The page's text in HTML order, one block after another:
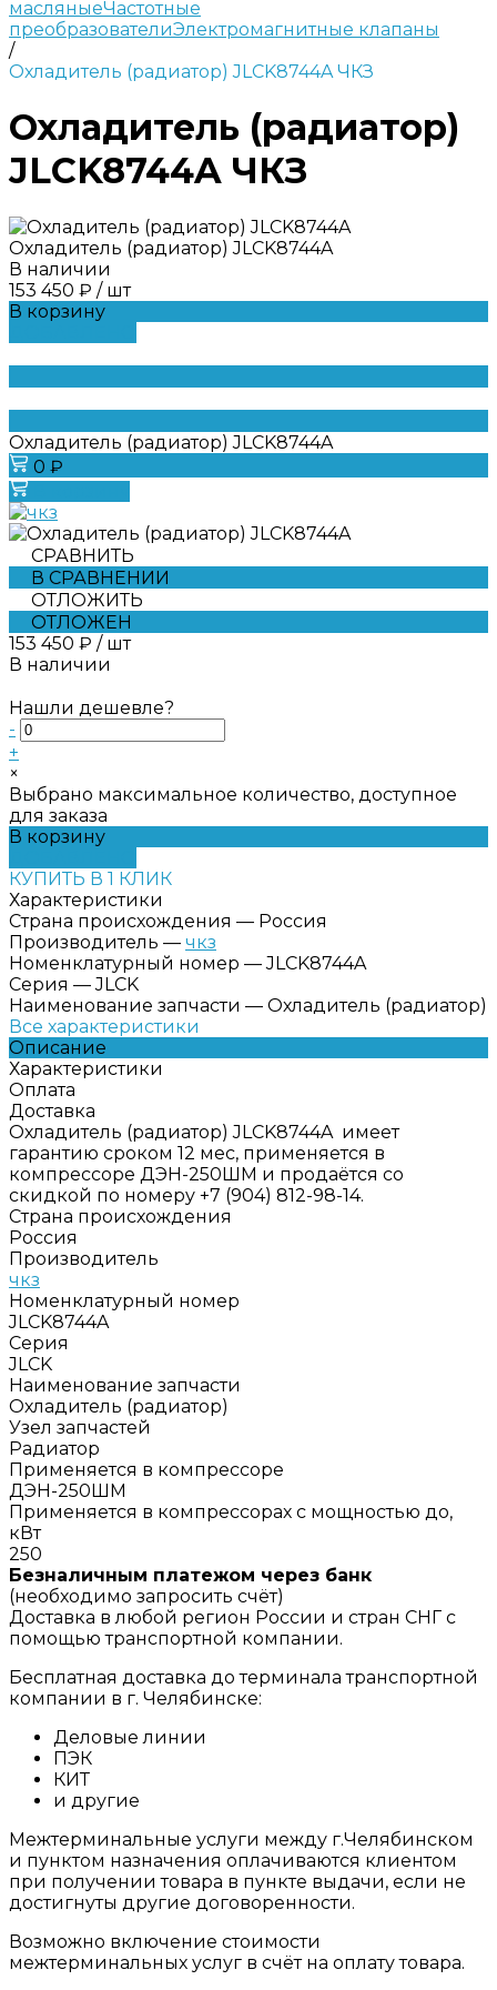
масляныеЧастотные
преобразователиЭлектромагнитные клапаны
/
Охладитель (радиатор) JLCK8744A ЧКЗ
Охладитель (радиатор)
JLCK8744A ЧКЗ
Охладитель (радиатор) JLCK8744A
В наличии
153 450 ₽ / шт
В корзину
Охладитель (радиатор) JLCK8744A
0 ₽
СРАВНИТЬ
В СРАВНЕНИИ
ОТЛОЖИТЬ
ОТЛОЖЕН
153 450 ₽ / шт
В наличии
Нашли дешевле?
-
+
×
Выбрано максимальное количество, доступное
для заказа
В корзину
КУПИТЬ В 1 КЛИК
Характеристики
Страна происхождения — Россия
Производитель — чкз
Номенклатурный номер — JLCK8744A
Серия — JLCK
Наименование запчасти — Охладитель (радиатор)
Все характеристики
Описание
Характеристики
Оплата
Доставка
Охладитель (радиатор) JLCK8744A имеет
гарантию сроком 12 мес, применяется в
компрессоре ДЭН-250ШМ и продаётся со
скидкой по номеру +7 (904) 812-98-14.
Страна происхождения
Россия
Производитель
чкз
Номенклатурный номер
JLCK8744A
Серия
JLCK
Наименование запчасти
Охладитель (радиатор)
Узел запчастей
Радиатор
Применяется в компрессоре
ДЭН-250ШМ
Применяется в компрессорах с мощностью до,
кВт
250
Безналичным платежом через банк
(необходимо запросить счёт)
Доставка в любой регион России и стран СНГ с
помощью транспортной компании.
Бесплатная доставка до терминала транспортной
компании в г. Челябинске:
Деловые линии
ПЭК
КИТ
и другие
Межтерминальные услуги между г.Челябинском
и пунктом назначения оплачиваются клиентом
при получении товара в пункте выдачи, если не
достигнуты другие договоренности.
Возможно включение стоимости
межтерминальных услуг в счёт на оплату товара.